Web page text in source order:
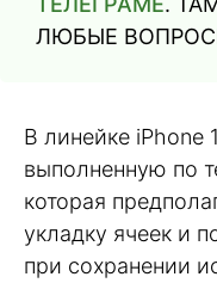
ЛЮБЫЕ
В линейке iPhone
выполненную по
которая
укладку ячеек и
при сохранении